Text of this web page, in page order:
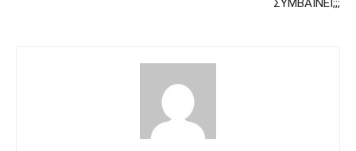
ΣΥΜΒΑΙΝΕΙ;;;